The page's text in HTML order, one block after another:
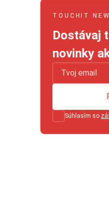
TOUCHIT
Dostávaj
novinky
Súhlasím so